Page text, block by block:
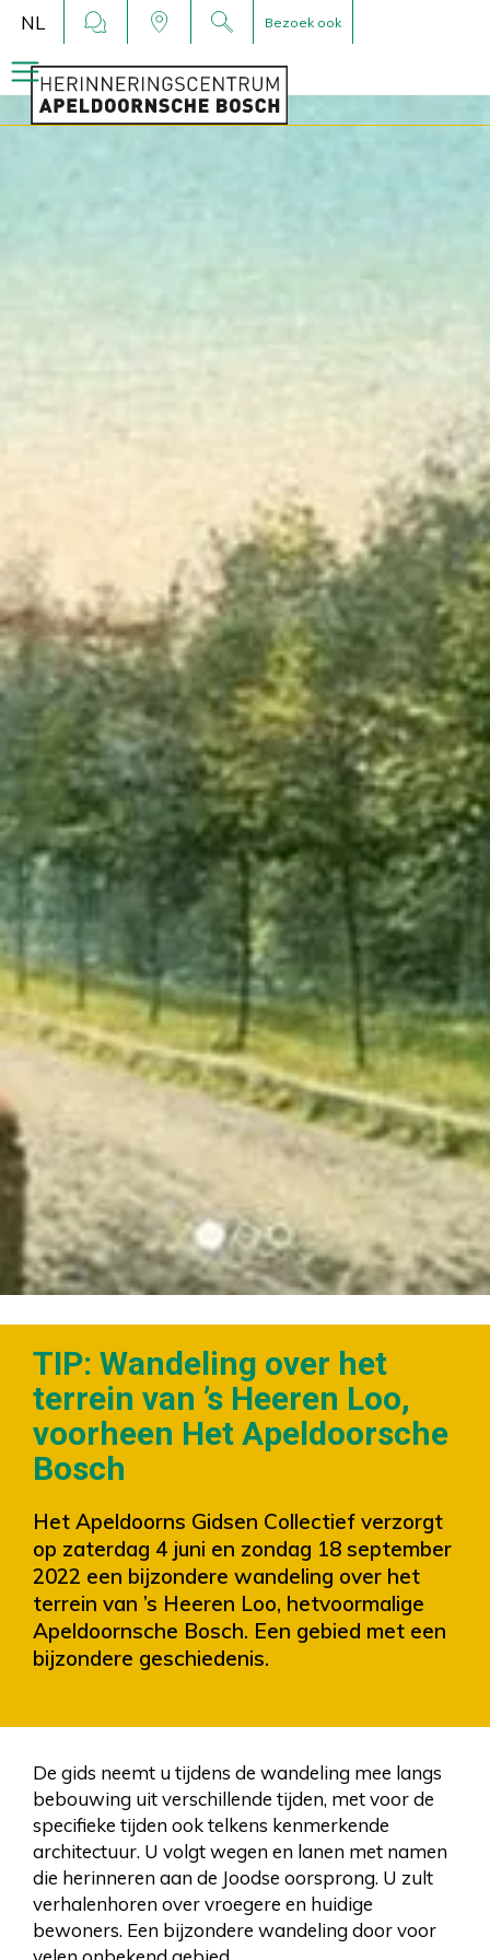
NL Bezoek ook
TIP: Wandeling over het
terrein van ’s Heeren Loo,
voorheen Het Apeldoorsche
Bosch
Het Apeldoorns Gidsen Collectief verzorgt
op zaterdag 4 juni en zondag 18 september
2022 een bijzondere wandeling over het
terrein van ’s Heeren Loo, hetvoormalige
Apeldoornsche Bosch. Een gebied met een
bijzondere geschiedenis.
De gids neemt u tijdens de wandeling mee langs
bebouwing uit verschillende tijden, met voor de
specifieke tijden ook telkens kenmerkende
architectuur. U volgt wegen en lanen met namen
die herinneren aan de Joodse oorsprong. U zult
verhalenhoren over vroegere en huidige
bewoners. Een bijzondere wandeling door voor